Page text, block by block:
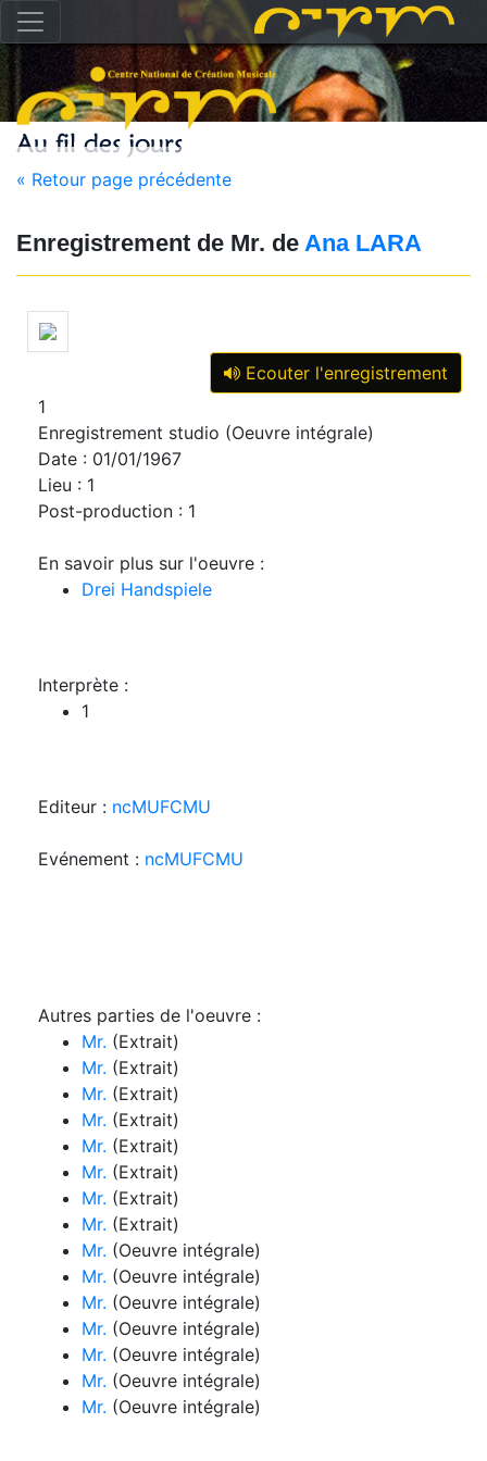
« Retour page précédente
Enregistrement de Mr. de Ana LARA
Ecouter l'enregistrement
1
Enregistrement studio (Oeuvre intégrale)
Date : 01/01/1967
Lieu : 1
Post-production : 1
En savoir plus sur l'oeuvre :
Drei Handspiele
Interprète :
1
Editeur : ncMUFCMU
Evénement : ncMUFCMU
Autres parties de l'oeuvre :
Mr. (Extrait)
Mr. (Extrait)
Mr. (Extrait)
Mr. (Extrait)
Mr. (Extrait)
Mr. (Extrait)
Mr. (Extrait)
Mr. (Extrait)
Mr. (Oeuvre intégrale)
Mr. (Oeuvre intégrale)
Mr. (Oeuvre intégrale)
Mr. (Oeuvre intégrale)
Mr. (Oeuvre intégrale)
Mr. (Oeuvre intégrale)
Mr. (Oeuvre intégrale)